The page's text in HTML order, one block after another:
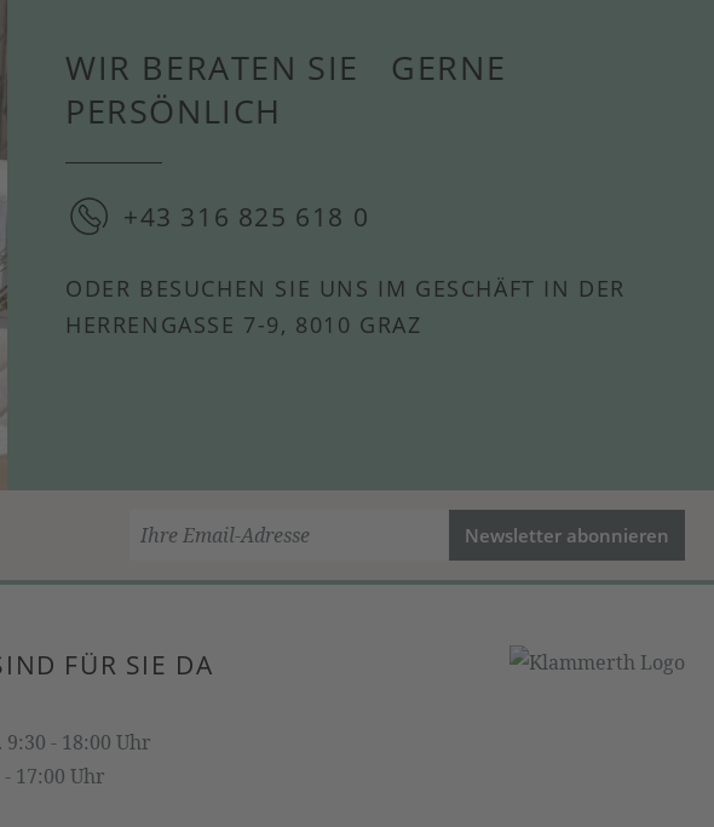
WIR BERATEN SIE GERNE
PERSÖNLICH
+43 316 825 618 0
ODER BESUCHEN SIE UNS IM GESCHÄFT IN DER
HERRENGASSE 7-9, 8010 GRAZ
Newsletter abonnieren
FÜR SIE DA
9:30 - 18:00 Uhr
- 17:00 Uhr